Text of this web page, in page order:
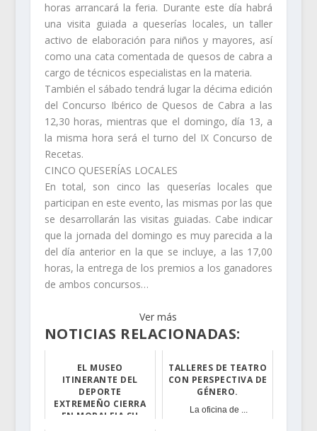
horas arrancará la feria. Durante este día habrá
una visita guiada a queserías locales, un taller
activo de elaboración para niños y mayores, así
como una cata comentada de quesos de cabra a
cargo de técnicos especialistas en la materia.
También el sábado tendrá lugar la décima edición
del Concurso Ibérico de Quesos de Cabra a las
12,30 horas, mientras que el domingo, día 13, a
la misma hora será el turno del IX Concurso de
Recetas.
CINCO QUESERÍAS LOCALES
En total, son cinco las queserías locales que
participan en este evento, las mismas por las que
se desarrollarán las visitas guiadas. Cabe indicar
que la jornada del domingo es muy parecida a la
del día anterior en la que se incluye, a las 17,00
horas, la entrega de los premios a los ganadores
de ambos concursos…
Ver más
NOTICIAS RELACIONADAS:
EL MUSEO
ITINERANTE DEL
DEPORTE
EXTREMEÑO CIERRA
EN MORALEJA SU
TALLERES DE TEATRO
CON PERSPECTIVA DE
GÉNERO.
La oficina de ...